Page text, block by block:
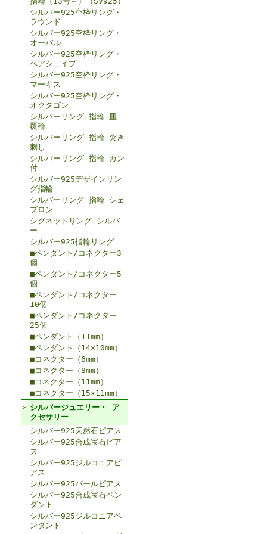
シルバー925空枠リング・
ラウンド
シルバー925空枠リング・
オーバル
シルバー925空枠リング・
ペアシェイプ
シルバー925空枠リング・
マーキス
シルバー925空枠リング・
オクタゴン
シルバーリング 指輪 皿
覆輪
シルバーリング 指輪 突き
刺し
シルバーリング 指輪 カン
付
シルバー925デザインリン
グ指輪
シルバーリング 指輪 シェ
ブロン
シグネットリング シルバ
ー
シルバー925指輪リング
■ペンダント/コネクター3
個
■ペンダント/コネクター5
個
■ペンダント/コネクター
10個
■ペンダント/コネクター
25個
■ペンダント（11mm）
■ペンダント（14×10mm）
■コネクター（6mm）
■コネクター（8mm）
■コネクター（11mm）
■コネクター（15×11mm）
シルバージュエリー・ ア
クセサリー
シルバー925天然石ピアス
シルバー925合成宝石ピア
ス
シルバー925ジルコニアピ
アス
シルバー925パールピアス
シルバー925合成宝石ペン
ダント
シルバー925ジルコニアペ
ンダント